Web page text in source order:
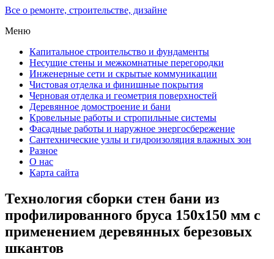
Все о ремонте, строительстве, дизайне
Меню
Капитальное строительство и фундаменты
Несущие стены и межкомнатные перегородки
Инженерные сети и скрытые коммуникации
Чистовая отделка и финишные покрытия
Черновая отделка и геометрия поверхностей
Деревянное домостроение и бани
Кровельные работы и стропильные системы
Фасадные работы и наружное энергосбережение
Сантехнические узлы и гидроизоляция влажных зон
Разное
О нас
Карта сайта
Технология сборки стен бани из
профилированного бруса 150х150 мм с
применением деревянных березовых
шкантов